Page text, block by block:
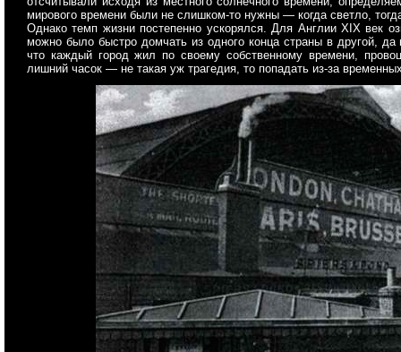
мирового времени были не слишком-то нужны — когда светло,
Однако темп жизни постепенно ускорялся. Для Англии XIX век
можно было быстро домчать из одного конца страны в другой,
что каждый город жил по своему собственному времени,
лишний часок — не такая уж трагедия, то попадать из-за